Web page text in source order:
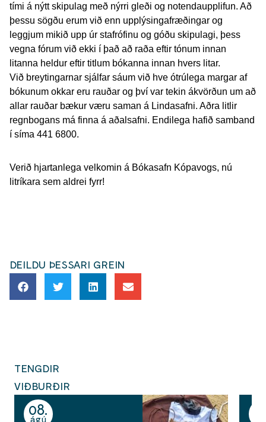
tími á nýtt skipulag með nýrri gleði og notendaupplifun. Að
þessu sögðu erum við enn upplýsingafræðingar og
leggjum mikið upp úr stafrófinu og góðu skipulagi, þess
vegna fórum við ekki í það að raða eftir tónum innan
litanna heldur eftir titlum bókanna innan hvers litar.
Við breytingarnar sjálfar sáum við hve ótrúlega margar af
bókunum okkar eru rauðar og því var tekin ákvörðun um að
allar rauðar bækur væru saman á Lindasafni. Aðra litlir
regnbogans má finna á aðalsafni. Endilega hafið samband
í síma 441 6800.
Verið hjartanlega velkomin á Bókasafn Kópavogs, nú
litríkara sem aldrei fyrr!
DEILDU ÞESSARI GREIN
TENGDIR
VIÐBURÐIR
08
ágú